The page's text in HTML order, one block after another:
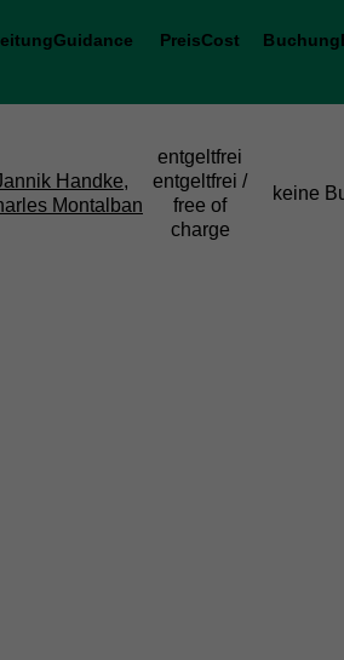
Guidance PreisCost Buchung
Handke,
Montalban
entgeltfrei
entgeltfrei /
free of
charge
keine